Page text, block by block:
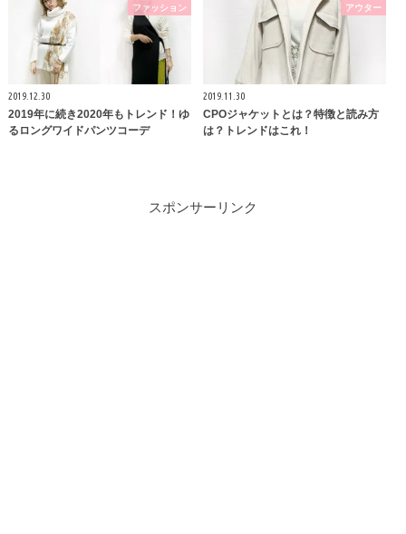
ファッション
2019.12.30
2019年に続き2020年もトレンド！ゆ
るロングワイドパンツコーデ
アウター
2019.11.30
CPOジャケットとは？特徴と読み方
は？トレンドはこれ！
スポンサーリンク